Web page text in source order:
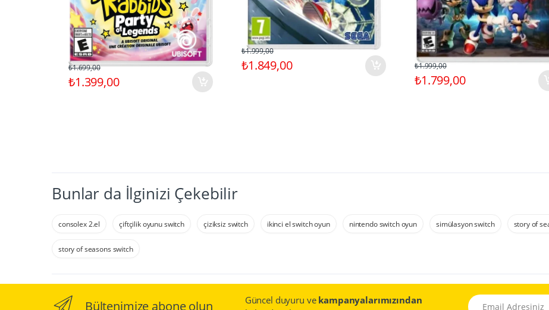
₺1.399,00
₺1.699,00 ₺1.849,00
₺1.999,00
₺1.799,00
₺1.999,00
Bunlar da İlginizi Çekebilir
consolex 2.el çiftçilik oyunu switch çiziksiz switch ikinci el switch oyun nintendo switch oyun simülasyon switch story of
story of seasons switch
Bültenimize abone olun Güncel duyuru ve kampanyalarımızından
Email Adresiniz